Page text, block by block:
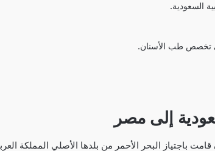
السعودية.
تخصص طب الأسنان.
إلى مصر
باجتياز البحر الأحمر من بلدها الأصلي المملكة